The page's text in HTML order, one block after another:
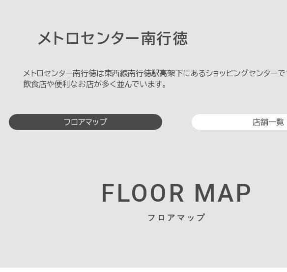
メトロセンター南行徳
メトロセンター南行徳は東西線南行徳駅高架下にあるショッピングセンターで
飲食店や便利なお店が多く並んでいます。
フロアマップ 店舗一覧
FLOOR MAP
フロアマップ